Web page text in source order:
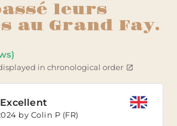
leurs
au Grand Fay.